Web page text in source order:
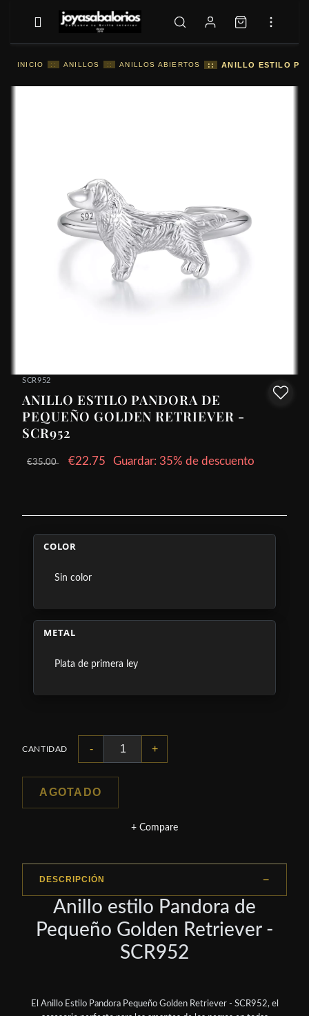
INICIO :: ANILLOS :: ANILLOS ABIERTOS :: ANILLO ESTILO
SCR952
ANILLO ESTILO PANDORA DE
PEQUEÑO GOLDEN RETRIEVER -
SCR952
€35.00 €22.75 Guardar: 35% de descuento
COLOR
Sin color
METAL
Plata de primera ley
CANTIDAD - +
AGOTADO
+ Compare
DESCRIPCIÓN
Anillo estilo Pandora de
Pequeño Golden Retriever -
SCR952
El Anillo Estilo Pandora Pequeño Golden Retriever - SCR952, el